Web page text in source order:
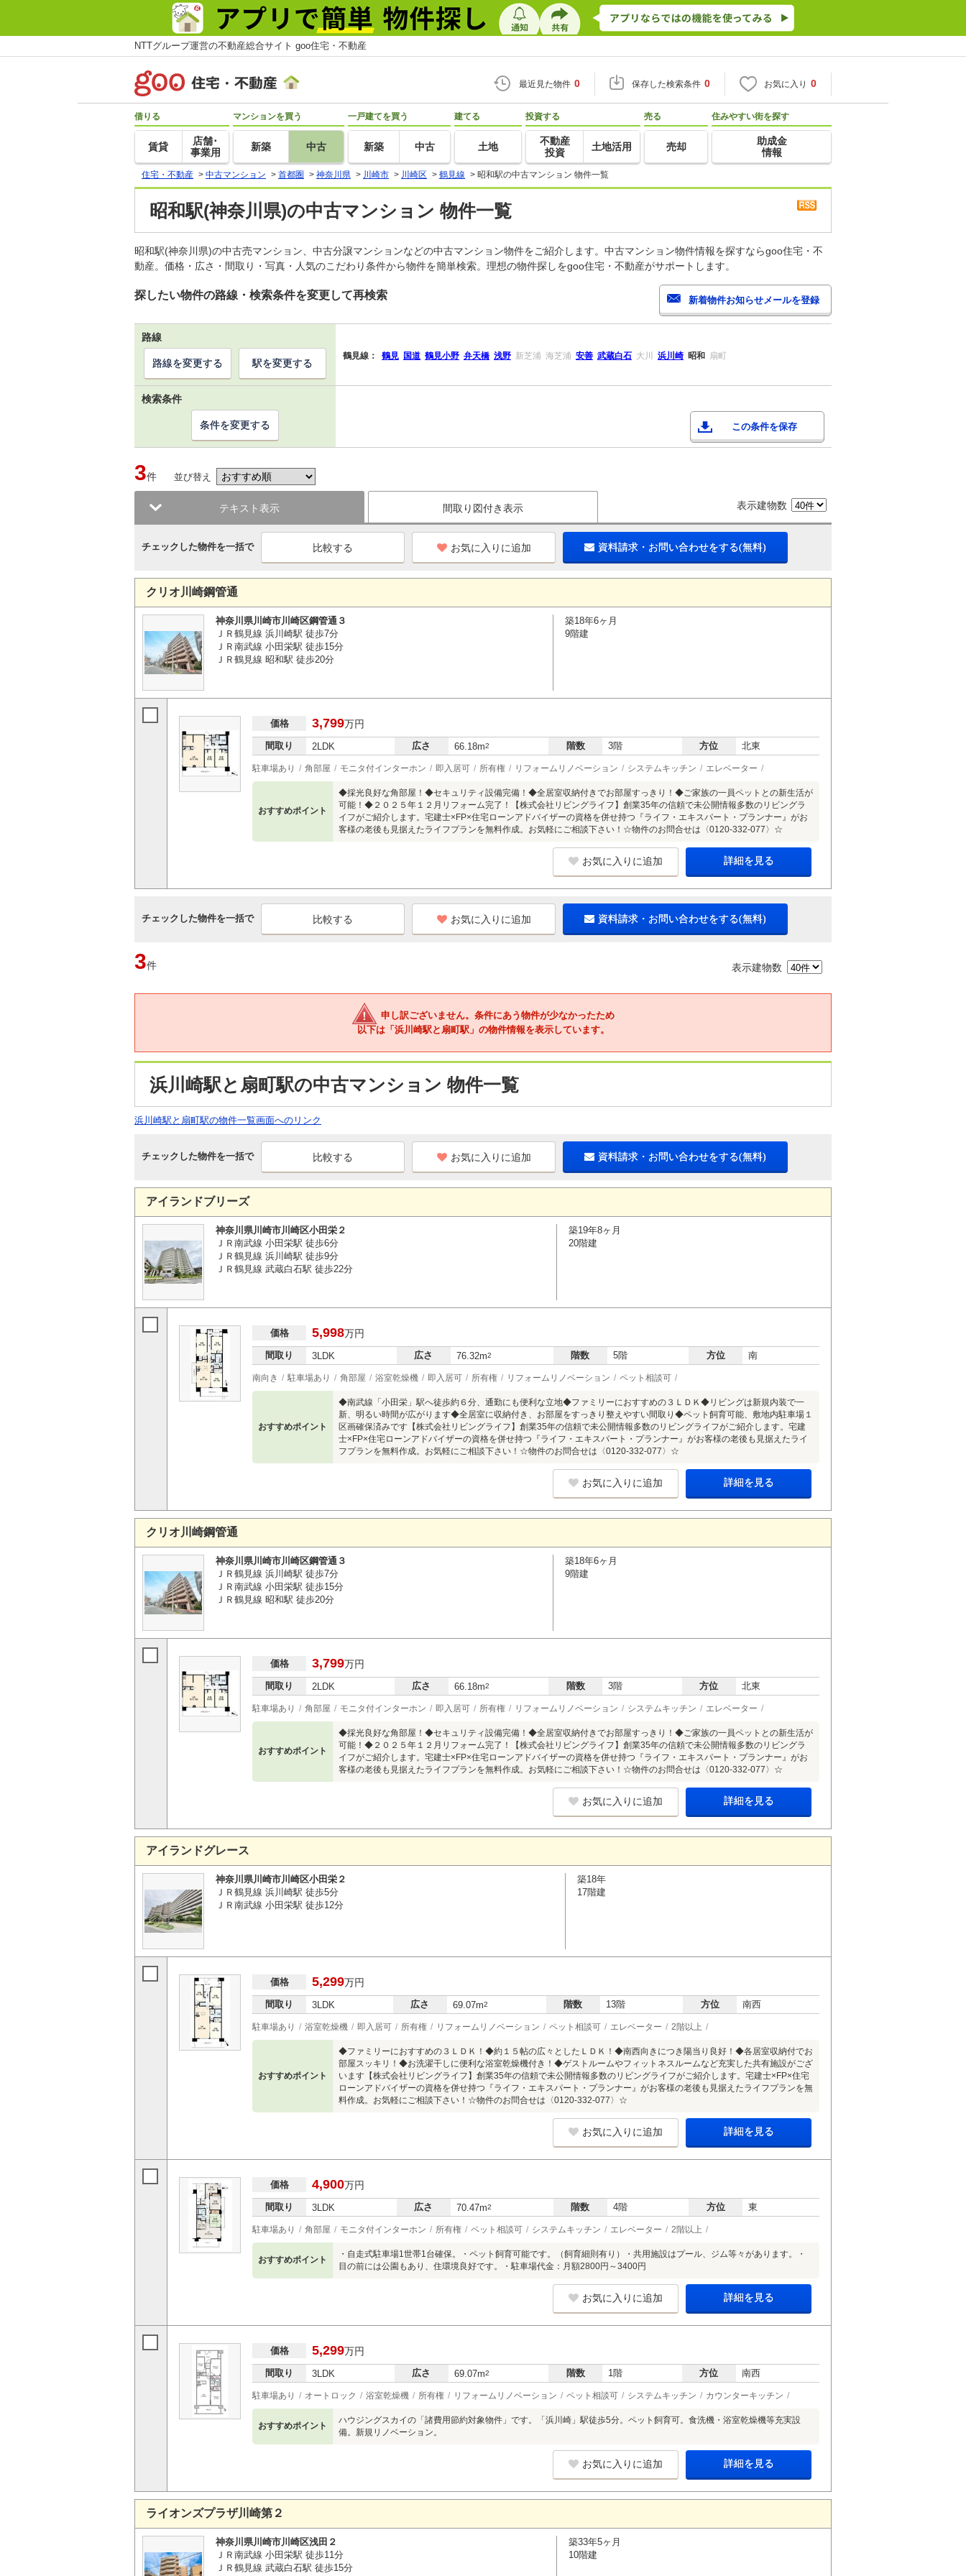
NTTグループ運営の不動産総合サイト goo住宅・不動産
最近見た物件 0 保存した検索条件 0 お気に入り 0
借りる
賃貸
店舗･
事業用
マンションを買う
新築 中古
一戸建てを買う
新築 中古
建てる
土地
投資する
不動産
投資
土地活用
売る
売却
住みやすい街を探す
助成金
情報
住宅・不動産 > 中古マンション > 首都圏 > 神奈川県 > 川崎市 > 川崎区 > 鶴見線 > 昭和駅の中古マンション 物件一覧
昭和駅(神奈川県)の中古マンション 物件一覧
昭和駅(神奈川県)の中古売マンション、中古分譲マンションなどの中古マンション物件をご紹介します。中古マンション物件情報を探すならgoo住宅・不
動産。価格・広さ・間取り・写真・人気のこだわり条件から物件を簡単検索。理想の物件探しをgoo住宅・不動産がサポートします。
探したい物件の路線・検索条件を変更して再検索
路線
鶴見線： 鶴見 国道 鶴見小野 弁天橋 浅野 新芝浦 海芝浦 安善 武蔵白石 大川 浜川崎 昭和 扇町
路線を変更する 駅を変更する
検索条件
この条件を保存
条件を変更する
3件 並び替え
テキスト表示 間取り図付き表示 表示建物数
チェックした物件を一括で お気に入りに追加 資料請求・お問い合わせをする(無料)
クリオ川崎鋼管通
神奈川県川崎市川崎区鋼管通３
ＪＲ鶴見線 浜川崎駅 徒歩7分
ＪＲ南武線 小田栄駅 徒歩15分
ＪＲ鶴見線 昭和駅 徒歩20分
築18年6ヶ月
9階建
価格 3,799万円
間取り 2LDK 広さ 66.18m2 階数 3階 方位 北東
駐車場あり 角部屋 モニタ付インターホン 即入居可 所有権 リフォームリノベーション システムキッチン エレベーター
おすすめポイント
◆採光良好な角部屋！◆セキュリティ設備完備！◆全居室収納付きでお部屋すっきり！◆ご家族の一員ペットとの新生活が
可能！◆２０２５年１２月リフォーム完了！【株式会社リビングライフ】創業35年の信頼で未公開情報多数のリビングラ
イフがご紹介します。宅建士×FP×住宅ローンアドバイザーの資格を併せ持つ『ライフ・エキスパート・プランナー』がお
客様の老後も見据えたライフプランを無料作成。お気軽にご相談下さい！☆物件のお問合せは〈0120-332-077〉☆
お気に入りに追加 詳細を見る
チェックした物件を一括で お気に入りに追加 資料請求・お問い合わせをする(無料)
3件 表示建物数
申し訳ございません。条件にあう物件が少なかったため
以下は「浜川崎駅と扇町駅」の物件情報を表示しています。
浜川崎駅と扇町駅の中古マンション 物件一覧
浜川崎駅と扇町駅の物件一覧画面へのリンク
チェックした物件を一括で お気に入りに追加 資料請求・お問い合わせをする(無料)
アイランドブリーズ
神奈川県川崎市川崎区小田栄２
ＪＲ南武線 小田栄駅 徒歩6分
ＪＲ鶴見線 浜川崎駅 徒歩9分
ＪＲ鶴見線 武蔵白石駅 徒歩22分
築19年8ヶ月
20階建
価格 5,998万円
間取り 3LDK 広さ 76.32m2 階数 5階 方位 南
南向き 駐車場あり 角部屋 浴室乾燥機 即入居可 所有権 リフォームリノベーション ペット相談可
おすすめポイント
◆南武線「小田栄」駅へ徒歩約６分、通勤にも便利な立地◆ファミリーにおすすめの３ＬＤＫ◆リビングは新規内装で一
新、明るい時間が広がります◆全居室に収納付き、お部屋をすっきり整えやすい間取り◆ペット飼育可能、敷地内駐車場１
区画確保済みです【株式会社リビングライフ】創業35年の信頼で未公開情報多数のリビングライフがご紹介します。宅建
士×FP×住宅ローンアドバイザーの資格を併せ持つ『ライフ・エキスパート・プランナー』がお客様の老後も見据えたライ
フプランを無料作成。お気軽にご相談下さい！☆物件のお問合せは〈0120-332-077〉☆
お気に入りに追加 詳細を見る
クリオ川崎鋼管通
神奈川県川崎市川崎区鋼管通３
ＪＲ鶴見線 浜川崎駅 徒歩7分
ＪＲ南武線 小田栄駅 徒歩15分
ＪＲ鶴見線 昭和駅 徒歩20分
築18年6ヶ月
9階建
価格 3,799万円
間取り 2LDK 広さ 66.18m2 階数 3階 方位 北東
駐車場あり 角部屋 モニタ付インターホン 即入居可 所有権 リフォームリノベーション システムキッチン エレベーター
おすすめポイント
◆採光良好な角部屋！◆セキュリティ設備完備！◆全居室収納付きでお部屋すっきり！◆ご家族の一員ペットとの新生活が
可能！◆２０２５年１２月リフォーム完了！【株式会社リビングライフ】創業35年の信頼で未公開情報多数のリビングラ
イフがご紹介します。宅建士×FP×住宅ローンアドバイザーの資格を併せ持つ『ライフ・エキスパート・プランナー』がお
客様の老後も見据えたライフプランを無料作成。お気軽にご相談下さい！☆物件のお問合せは〈0120-332-077〉☆
お気に入りに追加 詳細を見る
アイランドグレース
神奈川県川崎市川崎区小田栄２
ＪＲ鶴見線 浜川崎駅 徒歩5分
ＪＲ南武線 小田栄駅 徒歩12分
築18年
17階建
価格 5,299万円
間取り 3LDK 広さ 69.07m2 階数 13階 方位 南西
駐車場あり 浴室乾燥機 即入居可 所有権 リフォームリノベーション ペット相談可 エレベーター 2階以上
おすすめポイント
◆ファミリーにおすすめの３ＬＤＫ！◆約１５帖の広々としたＬＤＫ！◆南西向きにつき陽当り良好！◆各居室収納付でお
部屋スッキリ！◆お洗濯干しに便利な浴室乾燥機付き！◆ゲストルームやフィットネスルームなど充実した共有施設がござ
います【株式会社リビングライフ】創業35年の信頼で未公開情報多数のリビングライフがご紹介します。宅建士×FP×住宅
ローンアドバイザーの資格を併せ持つ『ライフ・エキスパート・プランナー』がお客様の老後も見据えたライフプランを無
料作成。お気軽にご相談下さい！☆物件のお問合せは〈0120-332-077〉☆
お気に入りに追加 詳細を見る
価格 4,900万円
間取り 3LDK 広さ 70.47m2 階数 4階 方位 東
駐車場あり 角部屋 モニタ付インターホン 所有権 ペット相談可 システムキッチン エレベーター 2階以上
おすすめポイント
・自走式駐車場1世帯1台確保。・ペット飼育可能です。（飼育細則有り）・共用施設はプール、ジム等々があります。・
目の前には公園もあり、住環境良好です。・駐車場代金：月額2800円～3400円
お気に入りに追加 詳細を見る
価格 5,299万円
間取り 3LDK 広さ 69.07m2 階数 1階 方位 南西
駐車場あり オートロック 浴室乾燥機 所有権 リフォームリノベーション ペット相談可 システムキッチン カウンターキッチン
おすすめポイント
ハウジングスカイの「諸費用節約対象物件」です。「浜川崎」駅徒歩5分。ペット飼育可。食洗機・浴室乾燥機等充実設
備。新規リノベーション。
お気に入りに追加 詳細を見る
ライオンズプラザ川崎第２
神奈川県川崎市川崎区浅田２
ＪＲ南武線 小田栄駅 徒歩11分
ＪＲ鶴見線 武蔵白石駅 徒歩15分
築33年5ヶ月
10階建